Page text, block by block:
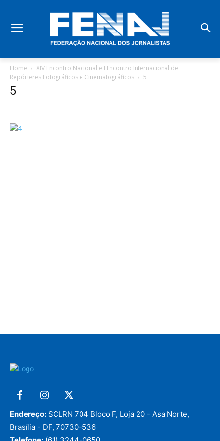
Home
XIV Encontro Nacional e I Encontro Internacional de
Repórteres Fotográficos e Cinematográficos
5
5
Endereço: SCLRN 704 Bloco F, Loja 20 - Asa Norte,
Brasília - DF, 70730-536